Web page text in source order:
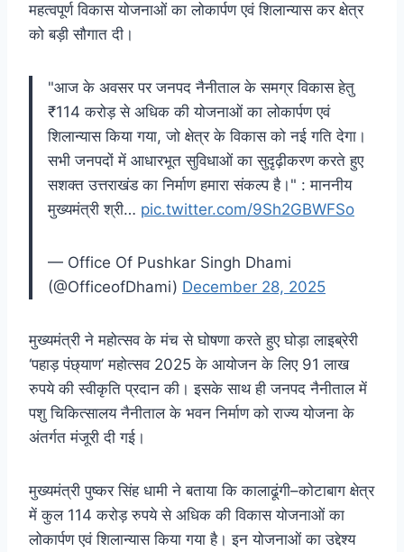
महत्वपूर्ण विकास योजनाओं का लोकार्पण एवं शिलान्यास कर क्षेत्र
को बड़ी सौगात दी।
"आज के अवसर पर जनपद नैनीताल के समग्र विकास हेतु
₹114 करोड़ से अधिक की योजनाओं का लोकार्पण एवं
शिलान्यास किया गया, जो क्षेत्र के विकास को नई गति देगा।
सभी जनपदों में आधारभूत सुविधाओं का सुदृढ़ीकरण करते हुए
सशक्त उत्तराखंड का निर्माण हमारा संकल्प है।" : माननीय
मुख्यमंत्री श्री… pic.twitter.com/9Sh2GBWFSo
— Office Of Pushkar Singh Dhami
(@OfficeofDhami) December 28, 2025
मुख्यमंत्री ने महोत्सव के मंच से घोषणा करते हुए घोड़ा लाइब्रेरी
‘पहाड़ पंछ्याण’ महोत्सव 2025 के आयोजन के लिए 91 लाख
रुपये की स्वीकृति प्रदान की। इसके साथ ही जनपद नैनीताल में
पशु चिकित्सालय नैनीताल के भवन निर्माण को राज्य योजना के
अंतर्गत मंजूरी दी गई।
मुख्यमंत्री पुष्कर सिंह धामी ने बताया कि कालाढूंगी–कोटाबाग क्षेत्र
में कुल 114 करोड़ रुपये से अधिक की विकास योजनाओं का
लोकार्पण एवं शिलान्यास किया गया है। इन योजनाओं का उद्देश्य